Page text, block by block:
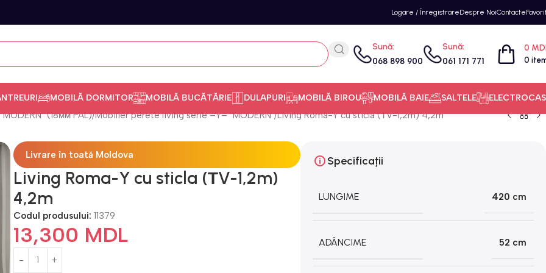
Logare / ÎnregistrareDespre NoiContacte
Sună:
068 898 900
Sună:
061 171 771 0
0
MOBILĂ DORMITOR MOBILĂ BUCĂTĂRIE DULAPURI MOBILĂ BIROU MOBILĂ BAIE SALTELE
(18мм PAL) Mobilier perete living serie =Y= "MODERN" Living Roma-Y cu sticla (ТV-1,2m) 4,2m
Livrare în toată Moldova
Living Roma-Y cu sticla (ТV-1,2m)
4,2m
Codul produsului:11379
13,300 MDL
Specificații
LUNGIME 420 cm
ADÂNCIME 52 cm